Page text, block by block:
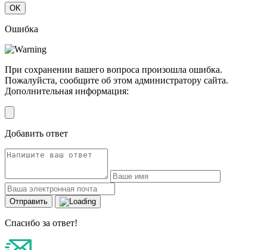
OK
Ошибка
При сохранении вашего вопроса произошла ошибка.
Пожалуйста, сообщите об этом администратору сайта.
Дополнительная информация:
Добавить ответ
Отправить
Спасибо за ответ!